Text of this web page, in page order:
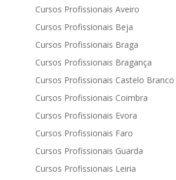
Cursos Profissionais Aveiro
Cursos Profissionais Beja
Cursos Profissionais Braga
Cursos Profissionais Bragança
Cursos Profissionais Castelo Branco
Cursos Profissionais Coimbra
Cursos Profissionais Evora
Cursos Profissionais Faro
Cursos Profissionais Guarda
Cursos Profissionais Leiria